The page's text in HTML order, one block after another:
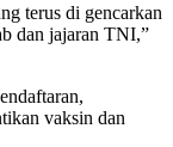
terus di gencarkan
dan jajaran TNI,”
vaksin dan